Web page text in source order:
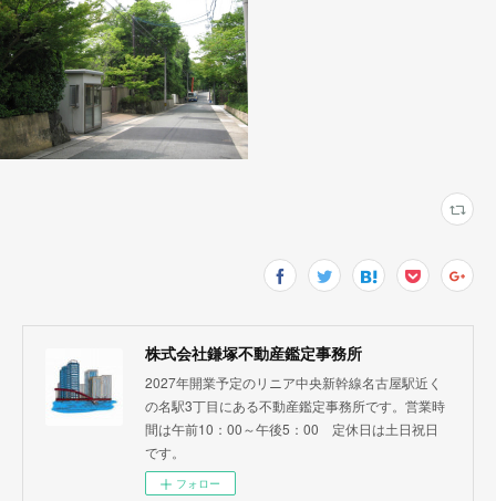
株式会社鎌塚不動産鑑定事務所
2027年開業予定のリニア中央新幹線名古屋駅近く
の名駅3丁目にある不動産鑑定事務所です。営業時
間は午前10：00～午後5：00 定休日は土日祝日
です。
フォロー